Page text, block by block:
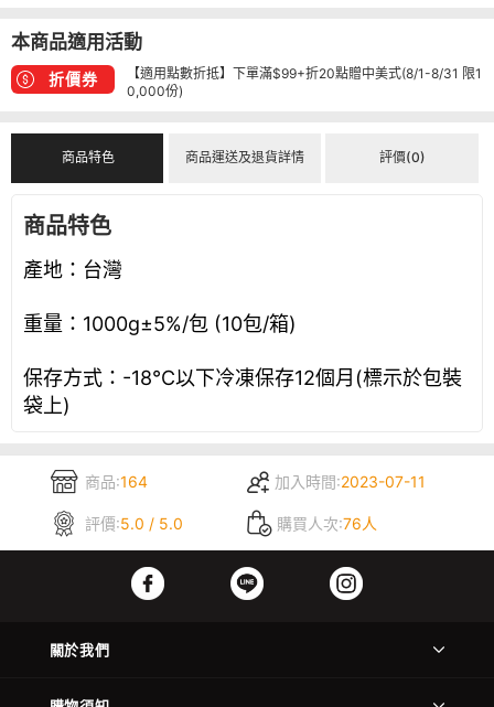
本商品適用活動
折價券
【適用點數折抵】下單滿$99+折20點贈中美式(8/1-8/31 限1
0,000份)
商品特色 商品運送及退貨詳情 評價(0)
商品特色
產地：台灣
重量：1000g±5%/包 (10包/箱)
保存方式：-18°C以下冷凍保存12個月(標示於包裝
袋上)
商品:164 加入時間:2023-07-11
評價:5.0 / 5.0 購買人次:76人
關於我們